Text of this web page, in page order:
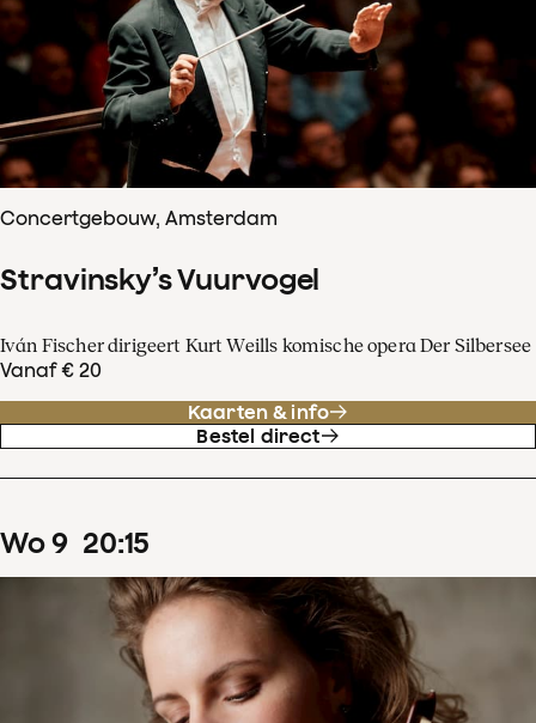
Concertgebouw, Amsterdam
Stravinsky’s Vuurvogel
Iván Fischer dirigeert Kurt Weills komische opera Der Silbersee
Vanaf € 20
Kaarten & info
Bestel direct
wo9 20:15